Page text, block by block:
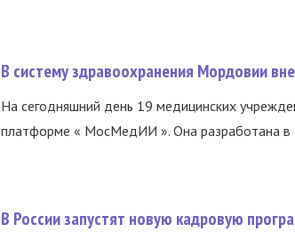
В систему здравоохранения Мордовии
На сегодняшний день 19 медицинских
платформе « МосМедИИ ». Она разработана в
В России запустят новую кадровую